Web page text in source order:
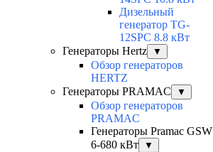
Дизельный
генератор TG-
12SPC 8.8 кВт
Генераторы Hertz
▼
Обзор генераторов
HERTZ
Генераторы PRAMAC
▼
Обзор генераторов
PRAMAC
Генераторы Pramac GSW
6-680 кВт
▼